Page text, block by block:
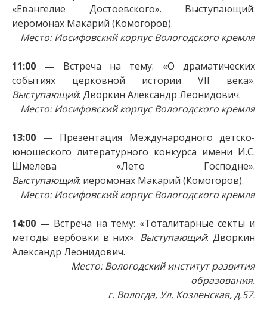
«Евангелие Достоевского». Выступающий:
иеромонах Макарий (Комогоров).
Место: Иосифовский корпус Вологодского кремля
11:00 — Встреча на тему: «О драматических
событиях церковной истории VII века».
Выступающий: Дворкин Александр Леонидович.
Место: Иосифовский корпус Вологодского кремля
13:00 — Презентация Международного детско-
юношеского литературного конкурса имени И.С.
Шмелева «Лето Господне».
Выступающий: иеромонах Макарий (Комогоров).
Место: Иосифовский корпус Вологодского кремля
14:00 — Встреча на тему: «Тоталитарные секты и
методы вербовки в них». Выступающий: Дворкин
Александр Леонидович.
Место: Вологодский институт развития
образования.
г. Вологда, Ул. Козленская, д.57.